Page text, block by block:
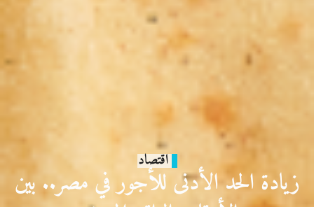
اقتصاد
زيادة الحد الأدنى للأجور في مصر.. بين